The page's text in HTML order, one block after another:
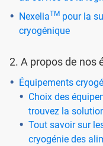
NexeliaTM pour la
cryogénique
2. A propos de nos
Équipements
Choix des
trouvez la
Tout savoir sur
cryogénie des